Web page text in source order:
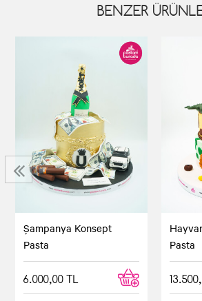
BENZER
Şampanya Konsept
Pasta
6.000,00 TL
Pasta
‹